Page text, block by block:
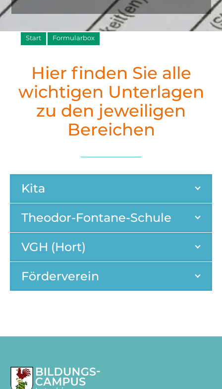
Start Formularbox
Hier finden Sie alle
wichtigen Unterlagen
zu den jeweiligen
Bereichen
Kita
Theodor-Fontane-Schule
VGH (Hort)
Förderverein